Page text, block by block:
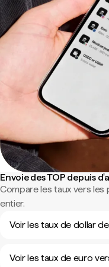
Envoie des TOP depuis
Compare les taux vers les
entier.
Voir les taux de dollar
Voir les taux de euro